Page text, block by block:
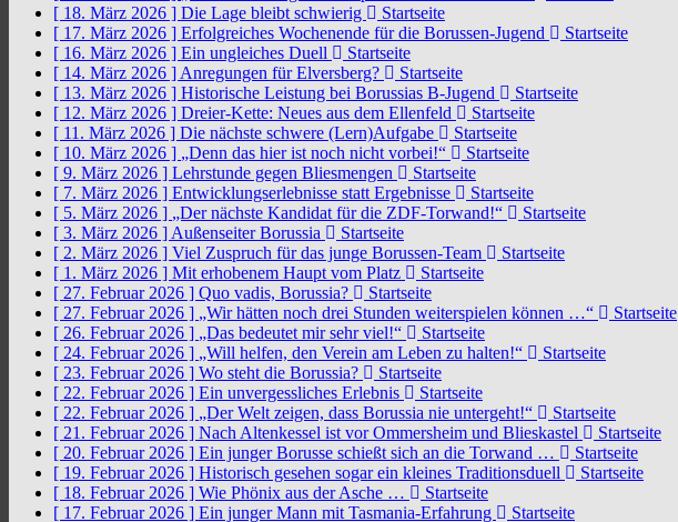
[ 18. März 2026 ] Die Lage bleibt schwierig
Startseite
[ 17. März 2026 ] Erfolgreiches Wochenende für die Borussen-Jugend
Startseite
[ 16. März 2026 ] Ein ungleiches Duell
Startseite
[ 14. März 2026 ] Anregungen für Elversberg?
Startseite
[ 13. März 2026 ] Historische Leistung bei Borussias B-Jugend
Startseite
[ 12. März 2026 ] Dreier-Kette: Neues aus dem Ellenfeld
Startseite
[ 11. März 2026 ] Die nächste schwere (Lern)Aufgabe
Startseite
[ 10. März 2026 ] „Denn das hier ist noch nicht vorbei!“
Startseite
[ 9. März 2026 ] Lehrstunde gegen Bliesmengen
Startseite
[ 7. März 2026 ] Entwicklungserlebnisse statt Ergebnisse
Startseite
[ 5. März 2026 ] „Der nächste Kandidat für die ZDF-Torwand!“
Startseite
[ 3. März 2026 ] Außenseiter Borussia
Startseite
[ 2. März 2026 ] Viel Zuspruch für das junge Borussen-Team
Startseite
[ 1. März 2026 ] Mit erhobenem Haupt vom Platz
Startseite
[ 27. Februar 2026 ] Quo vadis, Borussia?
Startseite
[ 27. Februar 2026 ] „Wir hätten noch drei Stunden weiterspielen können …“
Startseite
[ 26. Februar 2026 ] „Das bedeutet mir sehr viel!“
Startseite
[ 24. Februar 2026 ] „Will helfen, den Verein am Leben zu halten!“
Startseite
[ 23. Februar 2026 ] Wo steht die Borussia?
Startseite
[ 22. Februar 2026 ] Ein unvergessliches Erlebnis
Startseite
[ 22. Februar 2026 ] „Der Welt zeigen, dass Borussia nie untergeht!“
Startseite
[ 21. Februar 2026 ] Nach Altenkessel ist vor Ommersheim und Blieskastel
Startseite
[ 20. Februar 2026 ] Ein junger Borusse schießt sich an die Torwand …
Startseite
[ 19. Februar 2026 ] Historisch gesehen sogar ein kleines Traditionsduell
Startseite
[ 18. Februar 2026 ] Wie Phönix aus der Asche …
Startseite
[ 17. Februar 2026 ] Ein junger Mann mit Tasmania-Erfahrung
Startseite